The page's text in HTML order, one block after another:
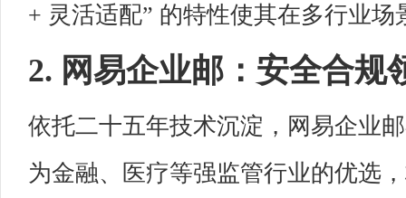
+ 灵活适配” 的特性使其在多行业
2. 网易企业邮：安全合规
依托二十五年技术沉淀，网易企业
为金融、医疗等强监管行业的优选